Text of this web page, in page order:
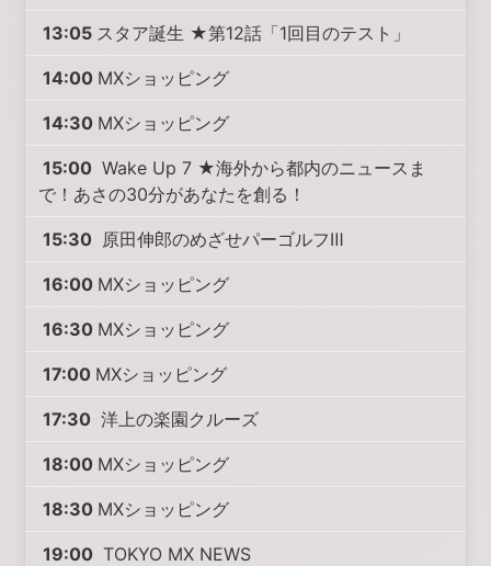
13:05 スタア誕生 ★第12話「1回目のテスト」
14:00 MXショッピング
14:30 MXショッピング
15:00 Wake Up 7 ★海外から都内のニュースま
で！あさの30分があなたを創る！
15:30 原田伸郎のめざせパーゴルフⅢ
16:00 MXショッピング
16:30 MXショッピング
17:00 MXショッピング
17:30 洋上の楽園クルーズ
18:00 MXショッピング
18:30 MXショッピング
19:00 TOKYO MX NEWS